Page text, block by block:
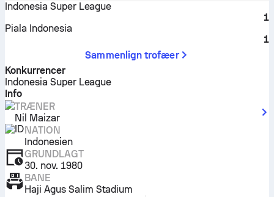
Indonesia Super League
1
Piala Indonesia
1
Sammenlign trofæer
Konkurrencer
Indonesia Super League
Info
TRÆNER
Nil Maizar
NATION
Indonesien
GRUNDLAGT
30. nov. 1980
BANE
Haji Agus Salim Stadium